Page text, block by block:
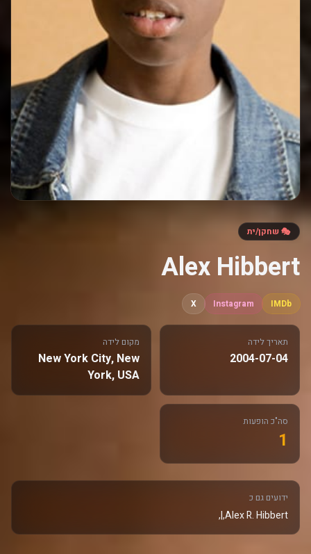
🎭 שחקן/ית
Alex Hibbert
IMDb
Instagram
X
תאריך לידה
2004-07-04
מקום לידה
New York City, New
York, USA
סה"כ הופעות
1
ידועים גם כ
Alex R. Hibbert,|,